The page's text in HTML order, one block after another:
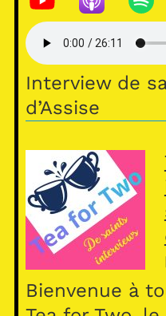
at
s
A
p
p
Interview de
d’Assise
Bienvenue à